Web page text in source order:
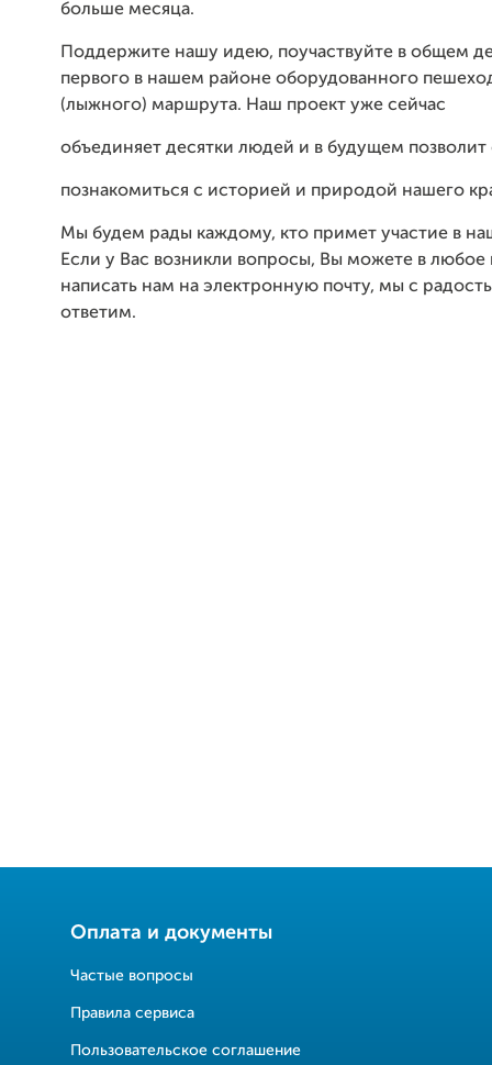
больше месяца.
Поддержите нашу идею, поучаствуйте в общем
первого в нашем районе оборудованного
(лыжного) маршрута. Наш проект уже сейчас
объединяет десятки людей и в будущем позволит
познакомиться с историей и природой нашего
Мы будем рады каждому, кто примет участие в
Если у Вас возникли вопросы, Вы можете в любое
написать нам на электронную почту, мы с
ответим.
Оплата и документы
Частые вопросы
Правила сервиса
Пользовательское соглашение